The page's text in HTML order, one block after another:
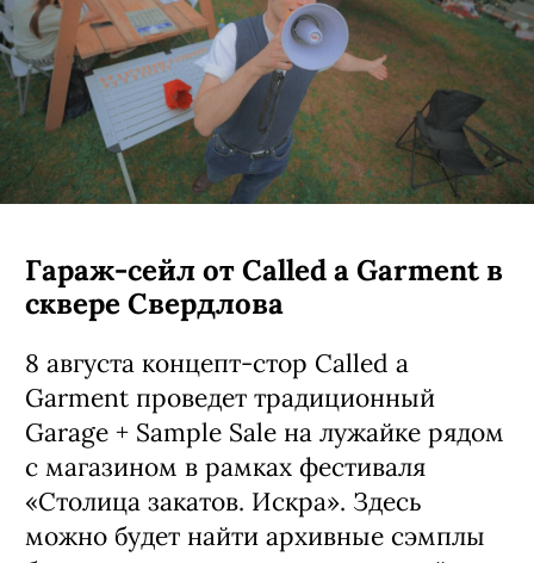
Гараж-сейл от Called a Garment в
сквере Свердлова
8 августа концепт-стор Called a
Garment проведет традиционный
Garage + Sample Sale на лужайке рядом
с магазином в рамках фестиваля
«Столица закатов. Искра». Здесь
можно будет найти архивные сэмплы